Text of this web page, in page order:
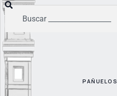
PAÑUELOS